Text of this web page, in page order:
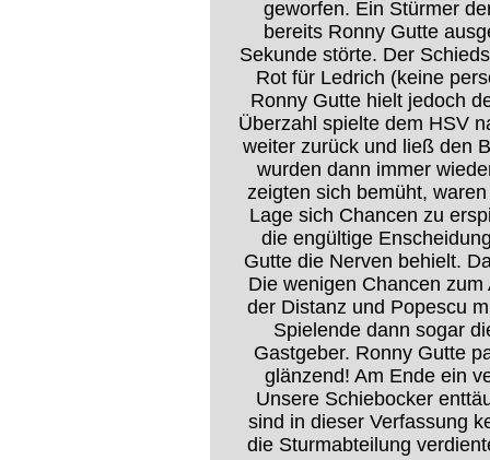
geworfen. Ein Stürmer
bereits Ronny Gutte
Sekunde störte. Der
Rot für Ledrich (keine
Ronny Gutte hielt jedoch
Überzahl spielte dem HSV
weiter zurück und ließ den
wurden dann immer
zeigten sich bemüht,
Lage sich Chancen zu
die engültige
Gutte die Nerven behielt.
Die wenigen Chancen
der Distanz und Popescu
Spielende dann sogar
Gastgeber. Ronny Gutte
glänzend! Am Ende ein
Unsere Schiebocker
sind in dieser Verfassung
die Sturmabteilung